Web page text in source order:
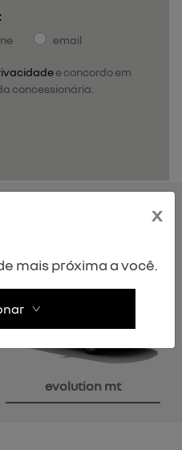
email
e concordo em
concessionária.
evolution mt
x
mais próxima a você.